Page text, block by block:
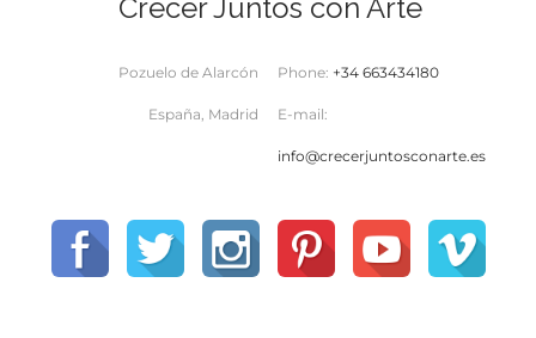
Crecer Juntos con Arte
Phone: +34 663434180
E-mail:
info@crecerjuntosconarte.es
Pozuelo de Alarcón
España, Madrid